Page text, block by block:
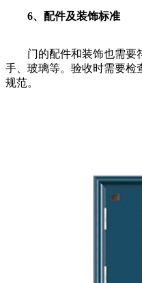
6、配件及装饰标准
门的配件和装饰也需要
手、玻璃等。验收时需要检
规范。